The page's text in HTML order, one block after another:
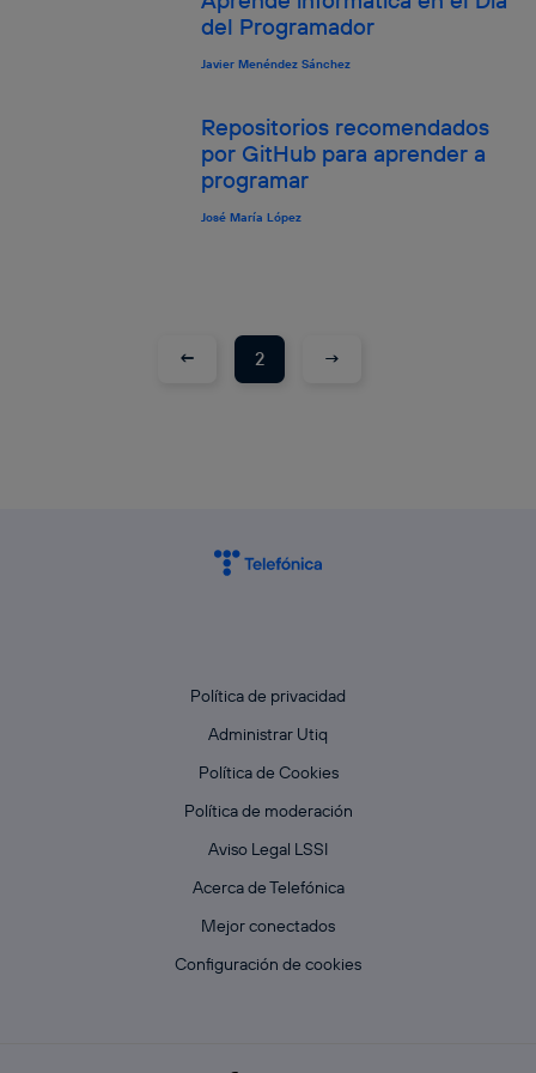
del Programador
Javier Menéndez Sánchez
Repositorios recomendados
por GitHub para aprender a
programar
José María López
← 2 →
Política de privacidad
Administrar Utiq
Política de Cookies
Política de moderación
Aviso Legal LSSI
Acerca de Telefónica
Mejor conectados
Configuración de cookies